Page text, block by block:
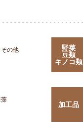
その他
野菜
豆類
キノコ類
加工品